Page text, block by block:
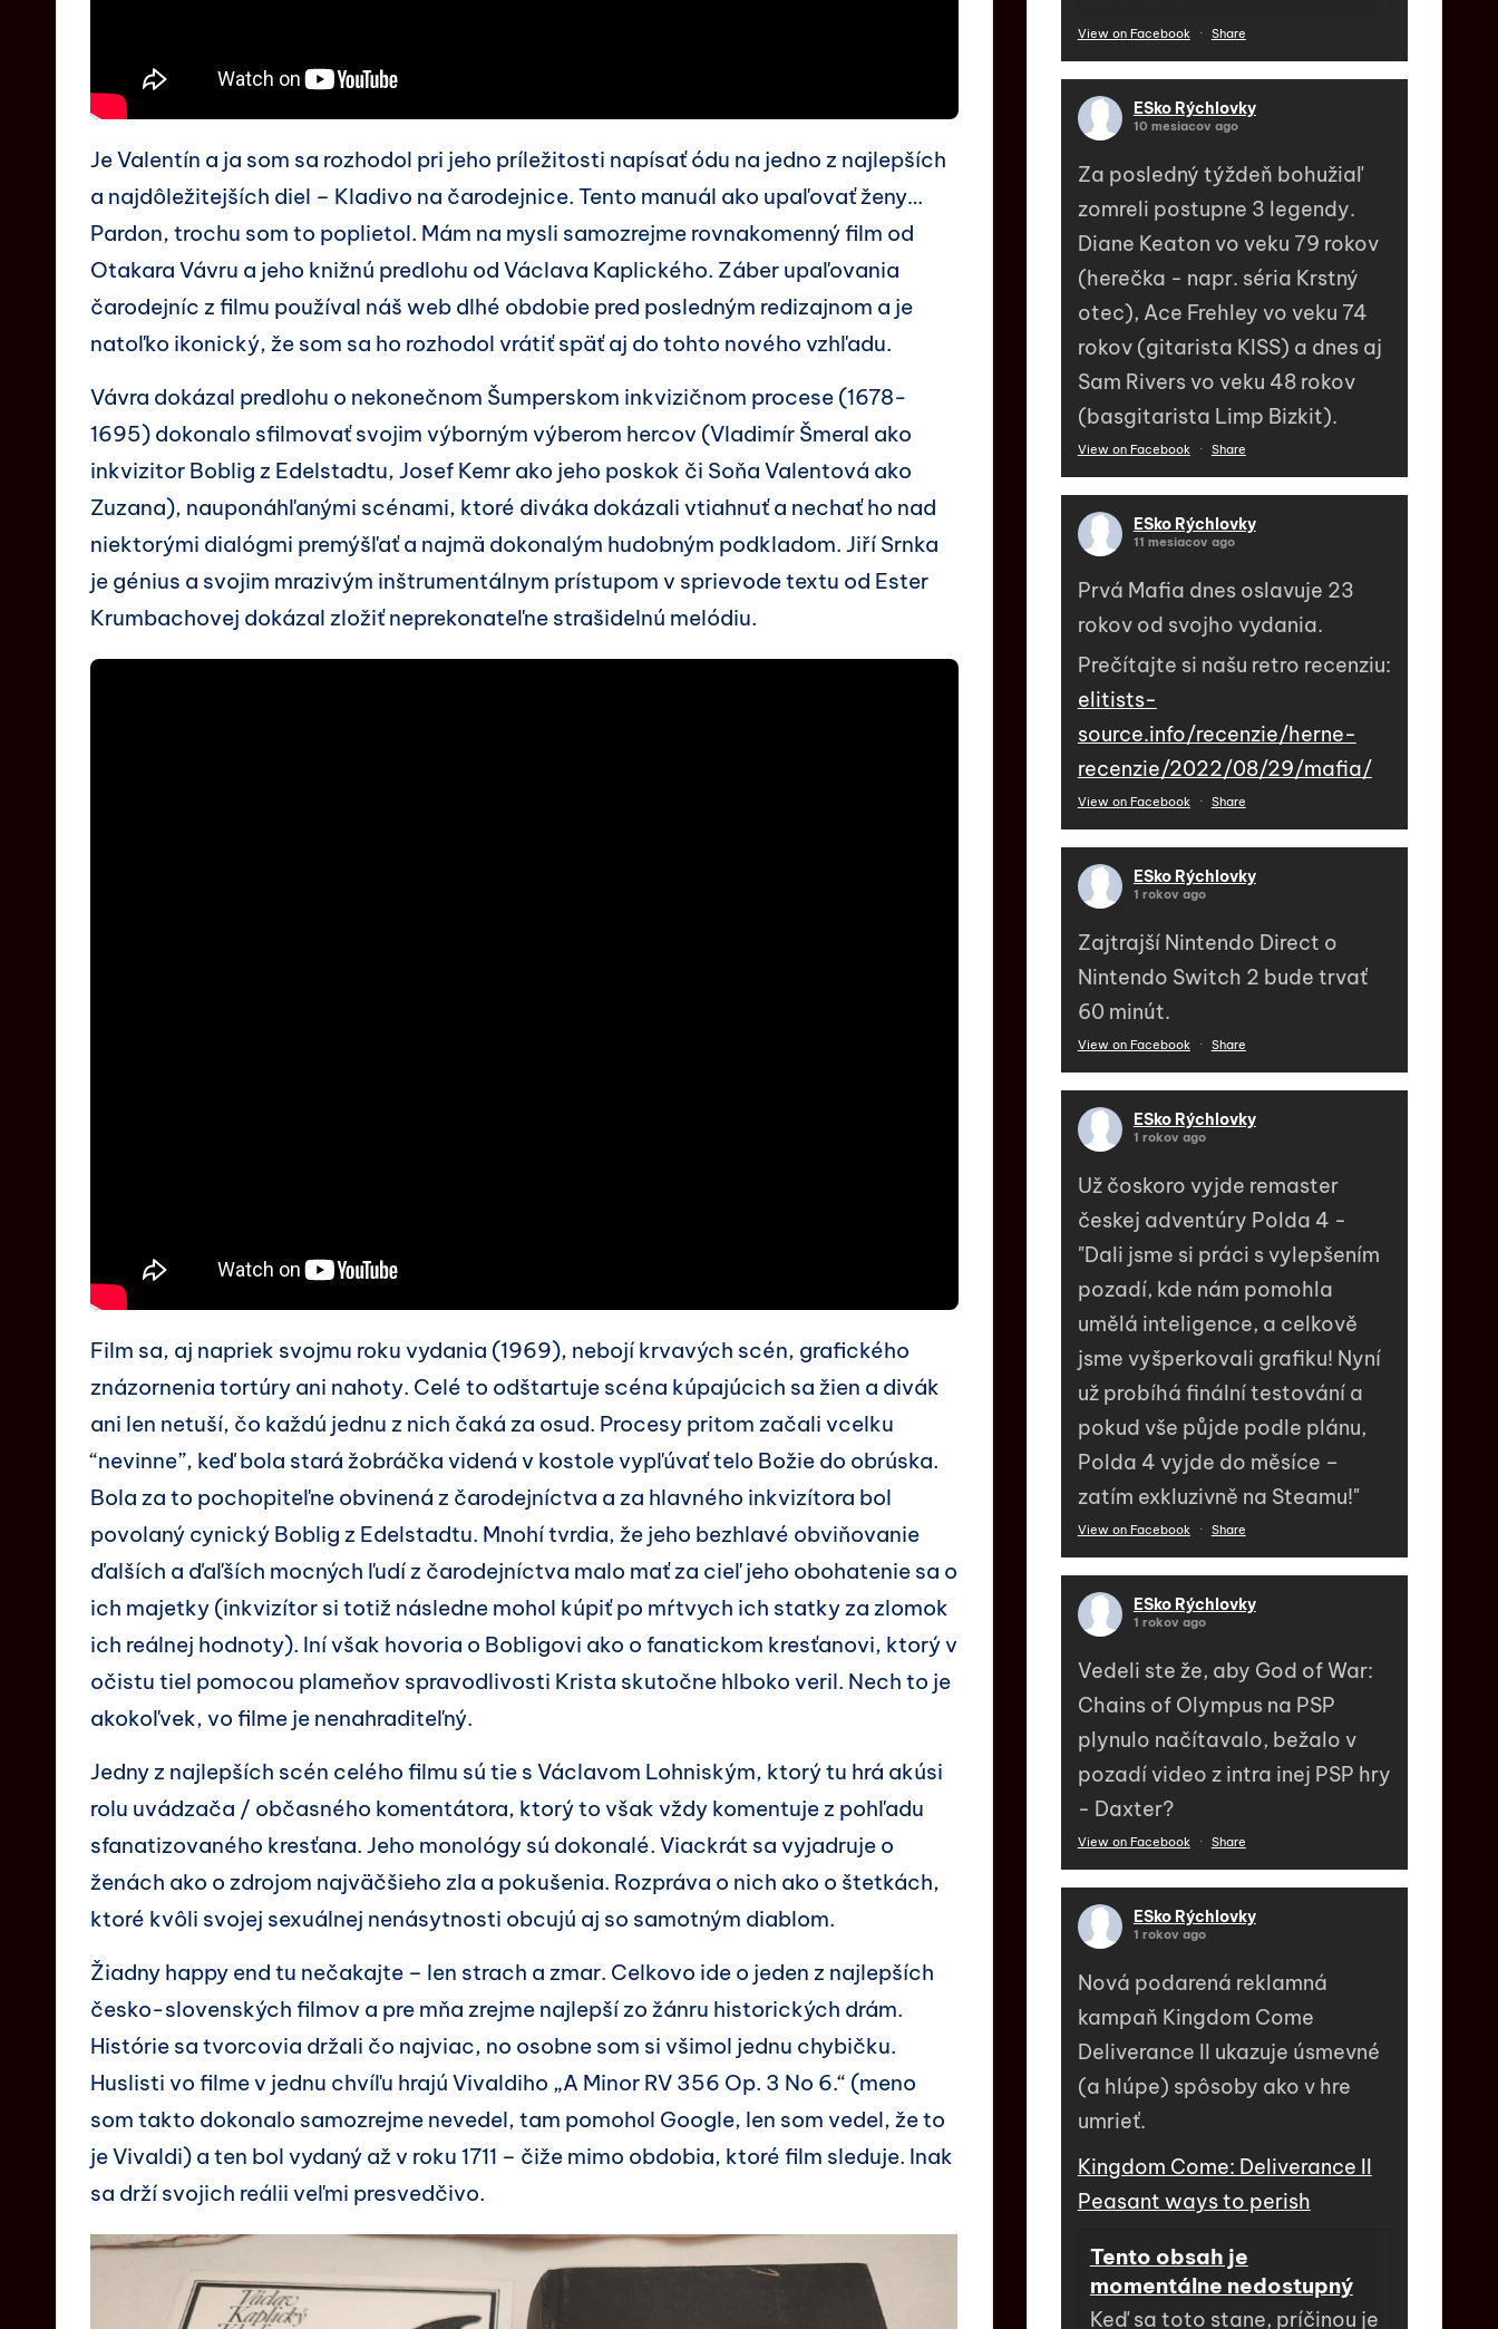
Je Valentín a ja som sa rozhodol pri jeho príležitosti napísať ódu na jedno z najlepších
a najdôležitejších diel – Kladivo na čarodejnice. Tento manuál ako upaľovať ženy…
Pardon, trochu som to poplietol. Mám na mysli samozrejme rovnakomenný film od
Otakara Vávru a jeho knižnú predlohu od Václava Kaplického. Záber upaľovania
čarodejníc z filmu používal náš web dlhé obdobie pred posledným redizajnom a je
natoľko ikonický, že som sa ho rozhodol vrátiť späť aj do tohto nového vzhľadu.
Vávra dokázal predlohu o nekonečnom Šumperskom inkvizičnom procese (1678-
1695) dokonalo sfilmovať svojim výborným výberom hercov (Vladimír Šmeral ako
inkvizitor Boblig z Edelstadtu, Josef Kemr ako jeho poskok či Soňa Valentová ako
Zuzana), nauponáhľanými scénami, ktoré diváka dokázali vtiahnuť a nechať ho nad
niektorými dialógmi premýšľať a najmä dokonalým hudobným podkladom. Jiří Srnka
je génius a svojim mrazivým inštrumentálnym prístupom v sprievode textu od Ester
Krumbachovej dokázal zložiť neprekonateľne strašidelnú melódiu.
Film sa, aj napriek svojmu roku vydania (1969), nebojí krvavých scén, grafického
znázornenia tortúry ani nahoty. Celé to odštartuje scéna kúpajúcich sa žien a divák
ani len netuší, čo každú jednu z nich čaká za osud. Procesy pritom začali vcelku
“nevinne”, keď bola stará žobráčka videná v kostole vypľúvať telo Božie do obrúska.
Bola za to pochopiteľne obvinená z čarodejníctva a za hlavného inkvizítora bol
povolaný cynický Boblig z Edelstadtu. Mnohí tvrdia, že jeho bezhlavé obviňovanie
ďalších a ďaľších mocných ľudí z čarodejníctva malo mať za cieľ jeho obohatenie sa o
ich majetky (inkvizítor si totiž následne mohol kúpiť po mŕtvych ich statky za zlomok
ich reálnej hodnoty). Iní však hovoria o Bobligovi ako o fanatickom kresťanovi, ktorý v
očistu tiel pomocou plameňov spravodlivosti Krista skutočne hlboko veril. Nech to je
akokoľvek, vo filme je nenahraditeľný.
Jedny z najlepších scén celého filmu sú tie s Václavom Lohniským, ktorý tu hrá akúsi
rolu uvádzača / občasného komentátora, ktorý to však vždy komentuje z pohľadu
sfanatizovaného kresťana. Jeho monológy sú dokonalé. Viackrát sa vyjadruje o
ženách ako o zdrojom najväčšieho zla a pokušenia. Rozpráva o nich ako o štetkách,
ktoré kvôli svojej sexuálnej nenásytnosti obcujú aj so samotným diablom.
Žiadny happy end tu nečakajte – len strach a zmar. Celkovo ide o jeden z najlepších
česko-slovenských filmov a pre mňa zrejme najlepší zo žánru historických drám.
Histórie sa tvorcovia držali čo najviac, no osobne som si všimol jednu chybičku.
Huslisti vo filme v jednu chvíľu hrajú Vivaldiho „A Minor RV 356 Op. 3 No 6.“ (meno
som takto dokonalo samozrejme nevedel, tam pomohol Google, len som vedel, že to
je Vivaldi) a ten bol vydaný až v roku 1711 – čiže mimo obdobia, ktoré film sleduje. Inak
sa drží svojich reálii veľmi presvedčivo.
View on Facebook · Share
ESko Rýchlovky
10 mesiacov ago
Za posledný týždeň bohužiaľ
zomreli postupne 3 legendy.
Diane Keaton vo veku 79 rokov
(herečka - napr. séria Krstný
otec), Ace Frehley vo veku 74
rokov (gitarista KISS) a dnes aj
Sam Rivers vo veku 48 rokov
(basgitarista Limp Bizkit).
View on Facebook · Share
ESko Rýchlovky
11 mesiacov ago
Prvá Mafia dnes oslavuje 23
rokov od svojho vydania.
Prečítajte si našu retro recenziu:
elitists-
source.info/recenzie/herne-
recenzie/2022/08/29/mafia/
View on Facebook · Share
ESko Rýchlovky
1 rokov ago
Zajtrajší Nintendo Direct o
Nintendo Switch 2 bude trvať
60 minút.
View on Facebook · Share
ESko Rýchlovky
1 rokov ago
Už čoskoro vyjde remaster
českej adventúry Polda 4 -
"Dali jsme si práci s vylepšením
pozadí, kde nám pomohla
umělá inteligence, a celkově
jsme vyšperkovali grafiku! Nyní
už probíhá finální testování a
pokud vše půjde podle plánu,
Polda 4 vyjde do měsíce –
zatím exkluzivně na Steamu!"
View on Facebook · Share
ESko Rýchlovky
1 rokov ago
Vedeli ste že, aby God of War:
Chains of Olympus na PSP
plynulo načítavalo, bežalo v
pozadí video z intra inej PSP hry
- Daxter?
View on Facebook · Share
ESko Rýchlovky
1 rokov ago
Nová podarená reklamná
kampaň Kingdom Come
Deliverance II ukazuje úsmevné
(a hlúpe) spôsoby ako v hre
umrieť.
Kingdom Come: Deliverance II
Peasant ways to perish
Tento obsah je
momentálne nedostupný
Keď sa toto stane, príčinou je